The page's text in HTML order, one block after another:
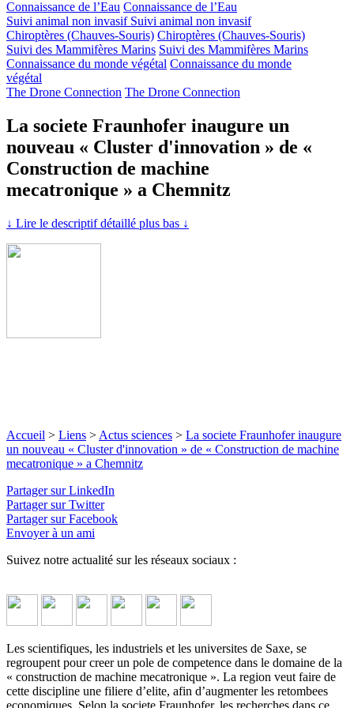
Connaissance de l’Eau Connaissance de l’Eau
Suivi animal non invasif Suivi animal non invasif
Chiroptères (Chauves-Souris) Chiroptères (Chauves-Souris)
Suivi des Mammifères Marins Suivi des Mammifères Marins
Connaissance du monde végétal Connaissance du monde
végétal
The Drone Connection The Drone Connection
La societe Fraunhofer inaugure un
nouveau « Cluster d'innovation » de «
Construction de machine
mecatronique » a Chemnitz
↓ Lire le descriptif détaillé plus bas ↓
Accueil > Liens > Actus sciences > La societe Fraunhofer inaugure
un nouveau « Cluster d'innovation » de « Construction de machine
mecatronique » a Chemnitz
Partager sur LinkedIn
Partager sur Twitter
Partager sur Facebook
Envoyer à un ami
Suivez notre actualité sur les réseaux sociaux :
Les scientifiques, les industriels et les universites de Saxe, se
regroupent pour creer un pole de competence dans le domaine de la
« construction de machine mecatronique ». La region veut faire de
cette discipline une filiere d’elite, afin d’augmenter les retombees
economiques. Selon la societe Fraunhofer, les recherches dans ce